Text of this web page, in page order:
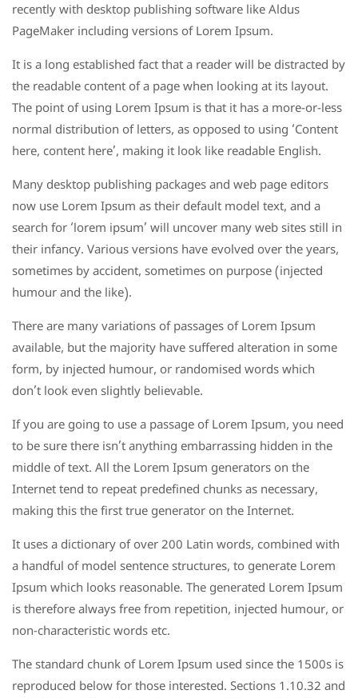
recently with desktop publishing software like Aldus
PageMaker including versions of Lorem Ipsum.
It is a long established fact that a reader will be distracted by
the readable content of a page when looking at its layout.
The point of using Lorem Ipsum is that it has a more-or-less
normal distribution of letters, as opposed to using ‘Content
here, content here’, making it look like readable English.
Many desktop publishing packages and web page editors
now use Lorem Ipsum as their default model text, and a
search for ‘lorem ipsum’ will uncover many web sites still in
their infancy. Various versions have evolved over the years,
sometimes by accident, sometimes on purpose (injected
humour and the like).
There are many variations of passages of Lorem Ipsum
available, but the majority have suffered alteration in some
form, by injected humour, or randomised words which
don’t look even slightly believable.
If you are going to use a passage of Lorem Ipsum, you need
to be sure there isn’t anything embarrassing hidden in the
middle of text. All the Lorem Ipsum generators on the
Internet tend to repeat predefined chunks as necessary,
making this the first true generator on the Internet.
It uses a dictionary of over 200 Latin words, combined with
a handful of model sentence structures, to generate Lorem
Ipsum which looks reasonable. The generated Lorem Ipsum
is therefore always free from repetition, injected humour, or
non-characteristic words etc.
The standard chunk of Lorem Ipsum used since the 1500s is
reproduced below for those interested. Sections 1.10.32 and